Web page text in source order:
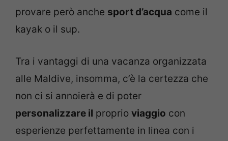
provare però anche sport d’acqua come il
kayak o il sup.
Tra i vantaggi di una vacanza organizzata
alle Maldive, insomma, c’è la certezza che
non ci si annoierà e di poter
personalizzare il proprio viaggio con
esperienze perfettamente in linea con i